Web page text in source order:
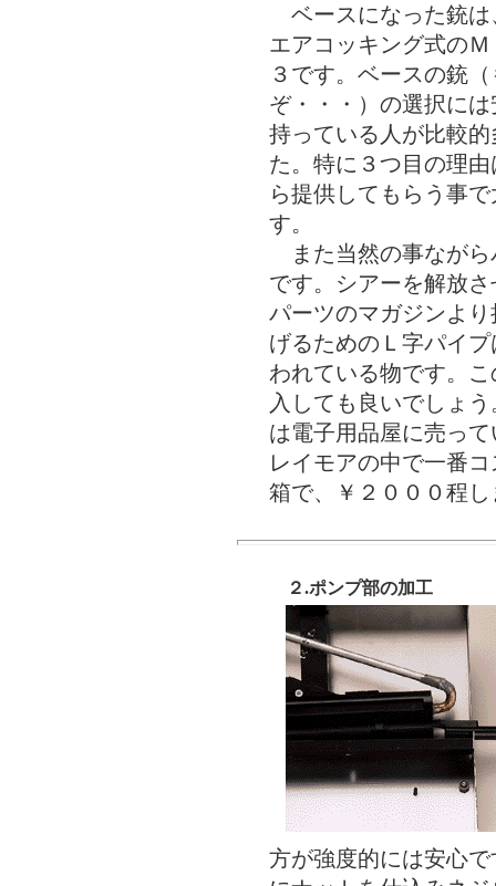
ベースになった銃は
エアコッキング式の
３です。ベースの銃
ぞ・・・）の選択に
持っている人が比較
た。特に３つ目の理
ら提供してもらう事
す。
また当然の事ながら
です。シアーを解放
パーツのマガジンよ
げるためのＬ字パイ
われている物です。
入しても良いでしょ
は電子用品屋に売っ
レイモアの中で一番
箱で、￥２０００程
２.ポンプ部の加工
方が強度的には安心